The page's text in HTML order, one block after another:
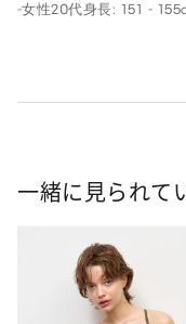
-女性20代身長: 151 -
一緒に見られて